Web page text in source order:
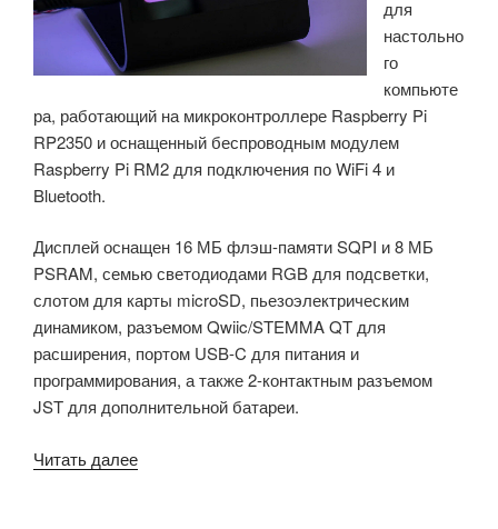
для
настольно
го
компьюте
ра, работающий на микроконтроллере Raspberry Pi
RP2350 и оснащенный беспроводным модулем
Raspberry Pi RM2 для подключения по WiFi 4 и
Bluetooth.
Дисплей оснащен 16 МБ флэш-памяти SQPI и 8 МБ
PSRAM, семью светодиодами RGB для подсветки,
слотом для карты microSD, пьезоэлектрическим
динамиком, разъемом Qwiic/STEMMA QT для
расширения, портом USB-C для питания и
программирования, а также 2-контактным разъемом
JST для дополнительной батареи.
Читать далее«Pimoroni